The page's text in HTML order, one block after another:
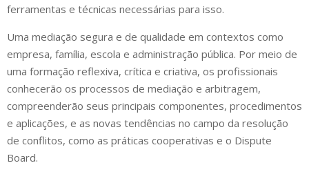
ferramentas e técnicas necessárias para isso.
Uma mediação segura e de qualidade em contextos como
empresa, família, escola e administração pública. Por meio de
uma formação reflexiva, crítica e criativa, os profissionais
conhecerão os processos de mediação e arbitragem,
compreenderão seus principais componentes, procedimentos
e aplicações, e as novas tendências no campo da resolução
de conflitos, como as práticas cooperativas e o Dispute
Board.